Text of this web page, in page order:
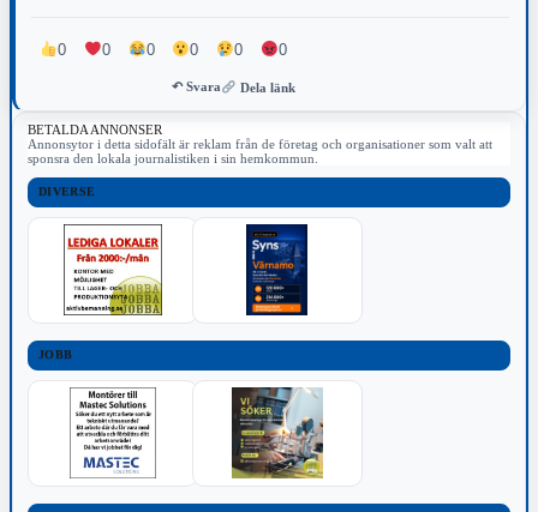
samhällsutveckling och anse miljöskyddet tillfredsställande nu och
ett bygge kan börja men sannolikt fördröjer det alltihopa ytterligare
ett år eller två. Synd om de 650 barn och alla andra vuxna som i så
fall drabbas.
0 0 0 0 0 0
↶ Svara Dela länk
BETALDA ANNONSER
Annonsytor i detta sidofält är reklam från de företag och organisationer som valt att
sponsra den lokala journalistiken i sin hemkommun.
DIVERSE
JOBB